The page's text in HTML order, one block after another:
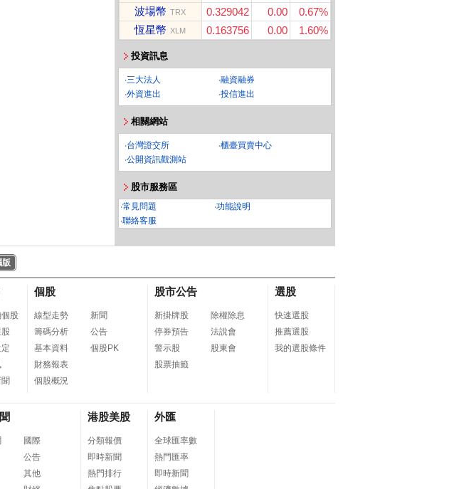
波場幣 TRX 0.329042 0.00
0.67%
恆星幣 XLM 0.163756 0.00 1.60%
投資訊息
‧三大法人 ‧融資融券
‧外資進出 ‧投信進出
相關網站
‧台灣證交所 ‧櫃臺買賣中心
‧公開資訊觀測站
股市服務區
‧常見問題 ‧功能說明
‧聯絡客服
版
股
個股
線型走勢
籌碼分析
基本資料
財務報表
個股概況
新聞
公告
個股PK
股市公告
新掛牌股
停券預告
警示股
股票抽籤
除權除息
法說會
股東會
選股
快速選股
推薦選股
我的選股條件
國際
公告
其他
港股美股
分類報價
即時新聞
熱門排行
外匯
全球匯率數
熱門匯率
即時新聞